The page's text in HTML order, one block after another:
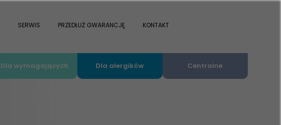
SERWIS PRZEDŁUŻ GWARANCJĘ KONTAKT
Dla wymagających Dla alergików Centralne